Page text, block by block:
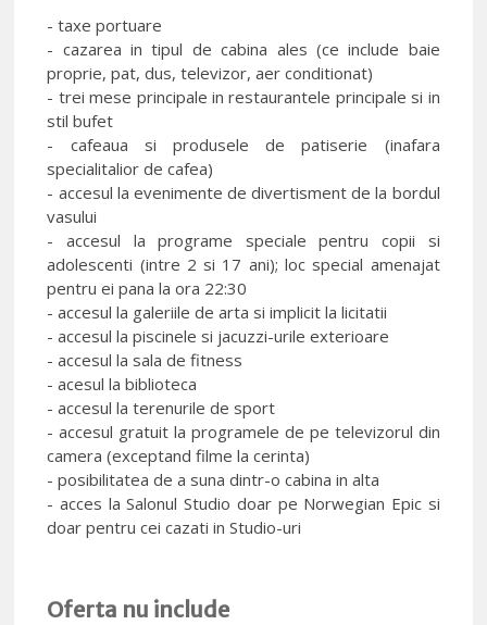
- taxe portuare
- cazarea in tipul de cabina ales (ce include baie
proprie, pat, dus, televizor, aer conditionat)
- trei mese principale in restaurantele principale si in
stil bufet
- cafeaua si produsele de patiserie (inafara
specialitalior de cafea)
- accesul la evenimente de divertisment de la bordul
vasului
- accesul la programe speciale pentru copii si
adolescenti (intre 2 si 17 ani); loc special amenajat
pentru ei pana la ora 22:30
- accesul la galeriile de arta si implicit la licitatii
- accesul la piscinele si jacuzzi-urile exterioare
- accesul la sala de fitness
- acesul la biblioteca
- accesul la terenurile de sport
- accesul gratuit la programele de pe televizorul din
camera (exceptand filme la cerinta)
- posibilitatea de a suna dintr-o cabina in alta
- acces la Salonul Studio doar pe Norwegian Epic si
doar pentru cei cazati in Studio-uri
Oferta nu include